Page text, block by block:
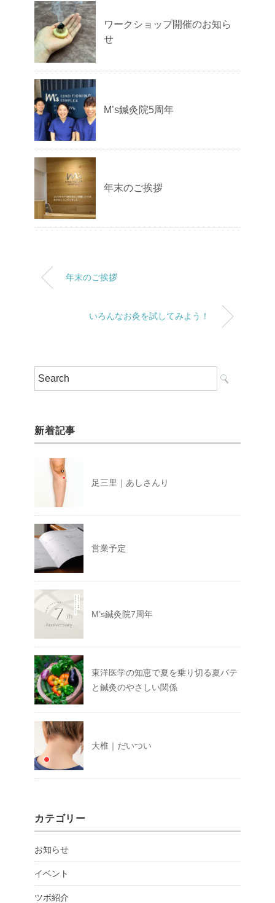
ワークショップ開催のお知ら
せ
M’s鍼灸院5周年
年末のご挨拶
年末のご挨拶
いろんなお灸を試してみよう！
新着記事
足三里｜あしさんり
営業予定
M’s鍼灸院7周年
東洋医学の知恵で夏を乗り切る夏バテ
と鍼灸のやさしい関係
大椎｜だいつい
カテゴリー
お知らせ
イベント
ツボ紹介